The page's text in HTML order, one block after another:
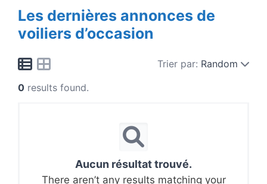
Les dernières annonces de
voiliers d’occasion
Trier par: Random
0 results found.
Aucun résultat trouvé.
There aren’t any results matching your